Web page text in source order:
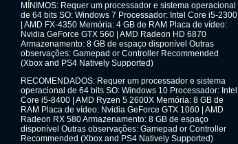
MÍNIMOS: Requer um processador e sistema operacional
de 64 bits SO: Windows 7 Processador: Intel Core i5-2300
| AMD FX-4350 Memória: 4 GB de RAM Placa de vídeo:
Nvidia GeForce GTX 560 | AMD Radeon HD 6870
Armazenamento: 8 GB de espaço disponível Outras
observações: Gamepad or Controller Recommended
(Xbox and PS4 Natively Supported)
RECOMENDADOS: Requer um processador e sistema
operacional de 64 bits SO: Windows 10 Processador: Intel
Core i5-8400 | AMD Ryzen 5 2600X Memória: 8 GB de
RAM Placa de vídeo: Nvidia GeForce GTX 1060 | AMD
Radeon RX 580 Armazenamento: 8 GB de espaço
disponível Outras observações: Gamepad or Controller
Recommended (Xbox and PS4 Natively Supported)